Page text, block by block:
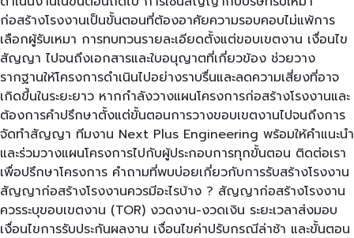
ก่อสร้างโรงงานเป็นขั้นตอนที่ต้องอาศัยความรอบคอบไม่แพ้การ
เลือกผู้รับเหมา การทบทวนรายละเอียดตั้งแต่ขอบเขตงาน เงื่อนไข
สัญญา ไปจนถึงเอกสารและใบอนุญาตที่เกี่ยวข้อง ช่วยวาง
รากฐานให้โครงการดำเนินไปอย่างราบรื่นและลดความเสี่ยงที่อาจ
เกิดขึ้นในระยะยาว หากกำลังวางแผนโครงการก่อสร้างโรงงานและ
ต้องการคำปรึกษาตั้งแต่ขั้นตอนการวางขอบเขตงานไปจนถึงการ
จัดทำสัญญา ทีมงาน Next Plus Engineering พร้อมให้คำแนะนำ
และร่วมวางแผนโครงการไปกับผู้ประกอบการทุกขั้นตอน ติดต่อเรา
เพื่อปรึกษาโครงการ คำถามที่พบบ่อยเกี่ยวกับการรับสร้างโรงงาน
สัญญาก่อสร้างโรงงานควรมีอะไรบ้าง ? สัญญาก่อสร้างโรงงาน
ควรระบุขอบเขตงาน (TOR) งวดงาน-งวดเงิน ระยะเวลาส่งมอบ
เงื่อนไขการรับประกันผลงาน เงื่อนไขค่าปรับกรณีล่าช้า และขั้นตอน